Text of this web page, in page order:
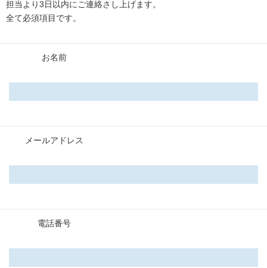
担当より3日以内にご連絡さし上げます。
全て必須項目です。
お名前
メールアドレス
電話番号